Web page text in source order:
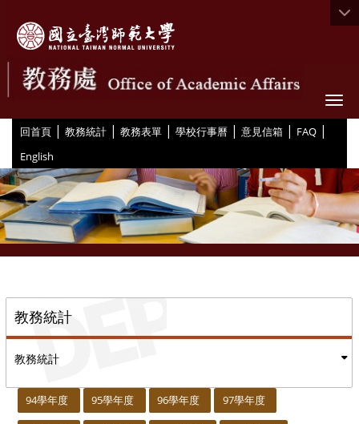
回首頁 | 教務統計 | 教務表單 | 學校行事曆 | 意見信箱 | FAQ |
English
教務統計
教務統計
94學年度 95學年度 96學年度 97學年度